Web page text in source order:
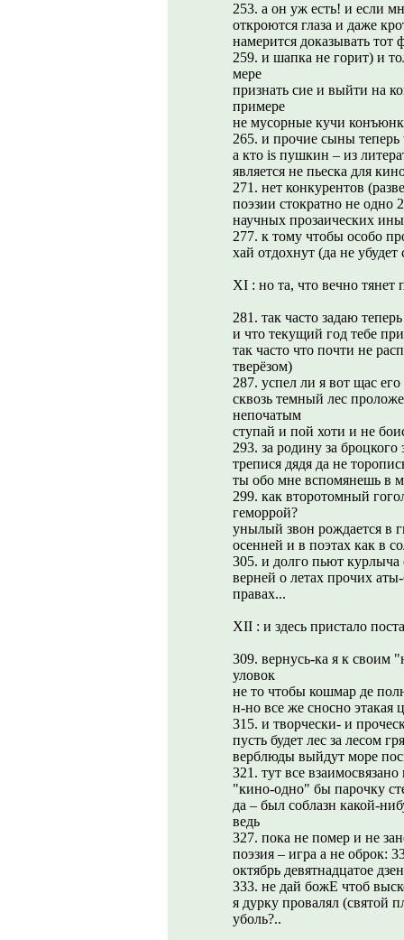
253. а он уж есть! и если
откроются глаза и даже
намерится доказывать тот
259. и шапка не горит) и
мере
признать сие и выйти на
примере
не мусорные кучи
265. и прочие сыны теперь
а кто is пушкин – из
является не пьеска для
271. нет конкурентов
поэзии стократно не одно
научных прозаических
277. к тому чтобы особо
хай отдохнут (да не
XI : но та, что вечно тянет
281. так часто задаю
и что текущий год тебе
так часто что почти не
тверёзом)
287. успел ли я вот щас
сквозь темный лес
непочатым
ступай и пой хоти и не
293. за родину за броцкого
трепися дядя да не
ты обо мне вспомянешь в
299. как второтомный
геморрой?
унылый звон рождается в
осенней и в поэтах как в
305. и долго пьют курлыча
верней о летах прочих
правах...
XII : и здесь пристало
309. вернусь-ка я к своим
уловок
не то чтобы кошмар де
н-но все же сносно
315. и творчески- и
пусть будет лес за лесом
верблюды выйдут море
321. тут все
"кино-одно" бы парочку
да – был соблазн какой-
ведь
327. пока не помер и не
поэзия – игра а не оброк:
октябрь девятнадцатое
333. не дай божЕ чтоб
я дурку провалял (святой
уболь?..